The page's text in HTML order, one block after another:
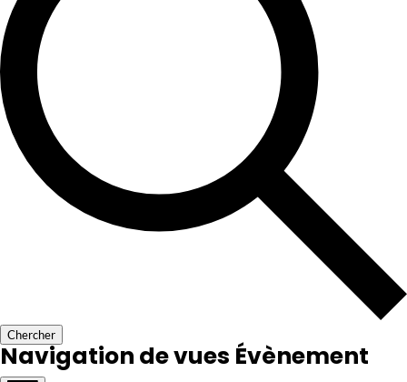
Chercher
Navigation de vues Évènement